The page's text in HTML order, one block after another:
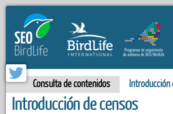
Consulta de contenidos Introducción
Introducción de censos